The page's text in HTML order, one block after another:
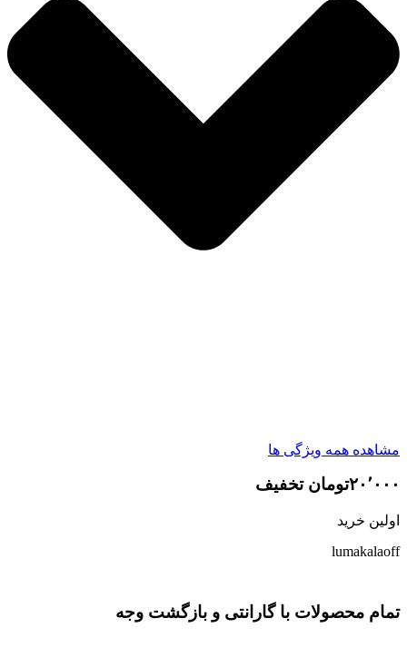
مشاهده همه ویژگی ها
۲۰٬۰۰۰تومان تخفیف
اولین خرید
lumakalaoff
تمام محصولات با گارانتی و بازگشت وجه